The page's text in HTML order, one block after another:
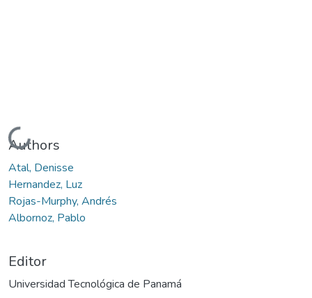
Cargando...
Authors
Atal, Denisse
Hernandez, Luz
Rojas-Murphy, Andrés
Albornoz, Pablo
Editor
Universidad Tecnológica de Panamá